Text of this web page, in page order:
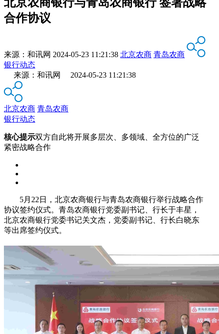
合作协议
来源： 和讯网 2024-05-23 11:21:38 北京农商 青岛农商
银行动态
来源：和讯网 2024-05-23 11:21:38
北京农商 青岛农商
银行动态
核心提示双方自此将开展多层次、多领域、全方位的广泛
紧密战略合作
5月22日，北京农商银行与青岛农商银行举行战略合作
协议签约仪式。青岛农商银行党委副书记、行长于丰星，
北京农商银行党委书记关文杰，党委副书记、行长白晓东
等出席签约仪式。